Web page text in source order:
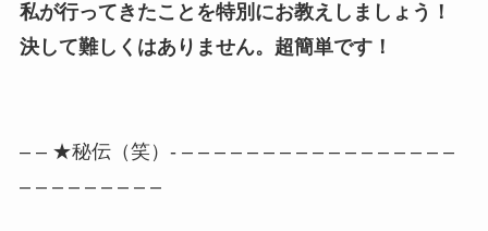
私が行ってきたことを特別にお教えしましょう！
決して難しくはありません。超簡単です！
– – ★秘伝（笑）- – – – – – – – – – – – – – – – – –
– – – – – – – – –